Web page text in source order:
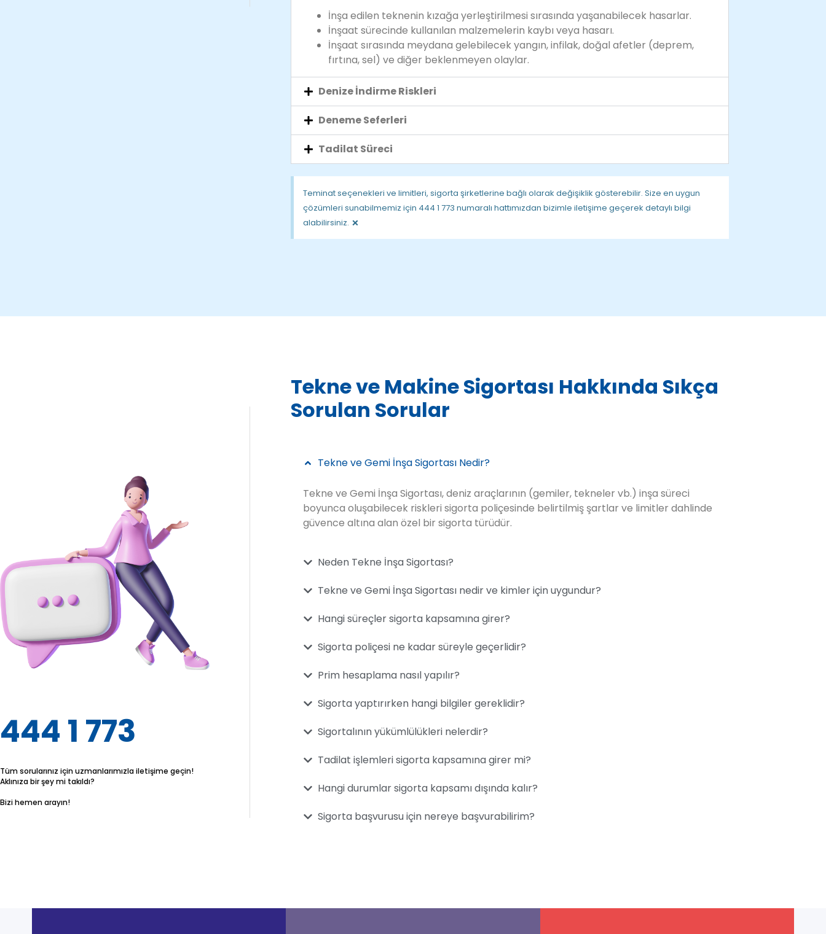
İnşa edilen teknenin kızağa yerleştirilmesi sırasında yaşanabilecek hasarlar.
İnşaat sürecinde kullanılan malzemelerin kaybı veya hasarı.
İnşaat sırasında meydana gelebilecek yangın, infilak, doğal afetler (deprem,
fırtına, sel) ve diğer beklenmeyen olaylar.
Denize İndirme Riskleri
Deneme Seferleri
Tadilat Süreci
Teminat seçenekleri ve limitleri, sigorta şirketlerine bağlı olarak değişiklik gösterebilir. Size en uygun
çözümleri sunabilmemiz için 444 1 773 numaralı hattımızdan bizimle iletişime geçerek detaylı bilgi
alabilirsiniz. ×
444 1 773
Tüm sorularınız için uzmanlarımızla iletişime geçin!
Aklınıza bir şey mi takıldı?
Bizi hemen arayın!
Tekne ve Makine Sigortası Hakkında Sıkça
Sorulan Sorular
Tekne ve Gemi İnşa Sigortası Nedir?
Tekne ve Gemi İnşa Sigortası, deniz araçlarının (gemiler, tekneler vb.) inşa süreci
boyunca oluşabilecek riskleri sigorta poliçesinde belirtilmiş şartlar ve limitler dahlinde
güvence altına alan özel bir sigorta türüdür.
Neden Tekne İnşa Sigortası?
Tekne ve Gemi İnşa Sigortası nedir ve kimler için uygundur?
Hangi süreçler sigorta kapsamına girer?
Sigorta poliçesi ne kadar süreyle geçerlidir?
Prim hesaplama nasıl yapılır?
Sigorta yaptırırken hangi bilgiler gereklidir?
Sigortalının yükümlülükleri nelerdir?
Tadilat işlemleri sigorta kapsamına girer mi?
Hangi durumlar sigorta kapsamı dışında kalır?
Sigorta başvurusu için nereye başvurabilirim?